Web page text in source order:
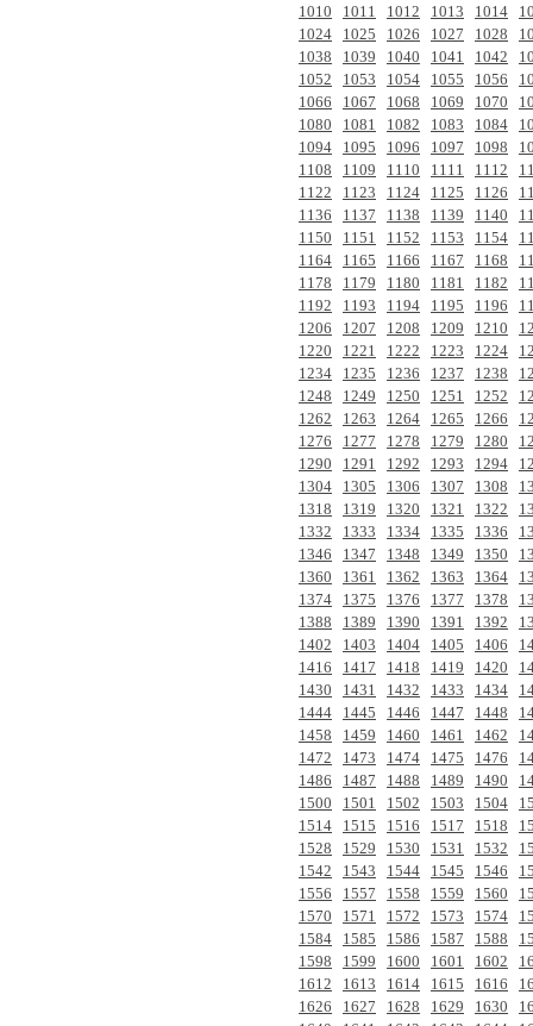
1010
1011 1012 1013 1014
1024
1025 1026 1027 1028
1038
1039 1040 1041 1042
1052
1053 1054 1055 1056
1066
1067 1068 1069 1070
1080
1081 1082 1083 1084
1094
1095 1096 1097 1098
1108
1109 1110 1111 1112
1122
1123 1124 1125 1126
1136
1137 1138 1139 1140
1150
1151 1152 1153 1154
1164
1165 1166 1167 1168
1178
1179 1180 1181 1182
1192
1193 1194 1195 1196
1206
1207 1208 1209 1210
1220
1221 1222 1223 1224
1234
1235 1236 1237 1238
1248
1249 1250 1251 1252
1262
1263 1264 1265 1266
1276
1277 1278 1279 1280
1290
1291 1292 1293 1294
1304
1305 1306 1307 1308
1318
1319 1320 1321 1322
1332
1333 1334 1335 1336
1346
1347 1348 1349 1350
1360
1361 1362 1363 1364
1374
1375 1376 1377 1378
1388
1389 1390 1391 1392
1402
1403 1404 1405 1406
1416
1417 1418 1419 1420
1430
1431 1432 1433 1434
1444
1445 1446 1447 1448
1458
1459 1460 1461 1462
1472
1473 1474 1475 1476
1486
1487 1488 1489 1490
1500
1501 1502 1503 1504
1514
1515 1516 1517 1518
1528
1529 1530 1531 1532
1542
1543 1544 1545 1546
1556
1557 1558 1559 1560
1570
1571 1572 1573 1574
1584
1585 1586 1587 1588
1598
1599 1600 1601 1602
1612
1613 1614 1615 1616
1626
1627 1628 1629 1630